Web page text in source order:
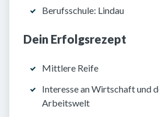
Berufsschule: Lindau
Dein Erfolgsrezept
Mittlere Reife
Interesse an Wirtschaft und
Arbeitswelt